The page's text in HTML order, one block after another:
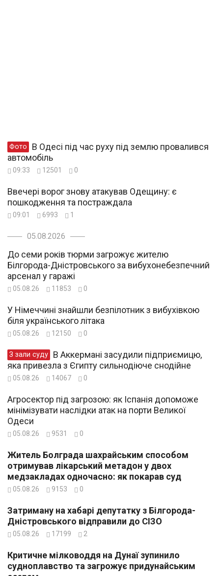
Фото
автомобіль
09:33 12501 0
Ввечері ворог знову атакував Одещину: є
пошкодження та постраждала
09:01 6993 1
05.08.2026
До семи років тюрми загрожує жителю
Білгорода-Дністровського за вибухонебезпечний
арсенал у гаражі
05.08.26 11853 0
У Німеччині знайшли безпілотник з вибухівкою
біля українського літака
05.08.26 12150 0
З зали суду
яка привезла з Єгипту сильнодіюче снодійне
05.08.26 14067 0
Агросектор під загрозою: як Іспанія допоможе
мінімізувати наслідки атак на порти Великої
Одеси
05.08.26 9531 0
Житель Болграда шахрайським способом
отримував лікарський метадон у двох
медзакладах одночасно: як покарав суд
05.08.26 9153 0
Затриману на хабарі депутатку з Білгорода-
Дністровського відправили до СІЗО
05.08.26 17199 2
Критичне мілководдя на Дунаї зупинило
судноплавство та загрожує придунайським